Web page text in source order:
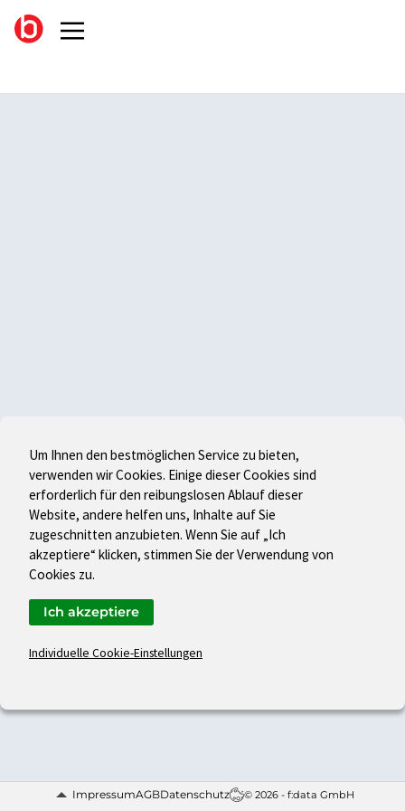
ImpressumAGBDatenschutz © 2026 - f:data GmbH
Um Ihnen den bestmöglichen Service zu bieten,
verwenden wir Cookies. Einige dieser Cookies sind
erforderlich für den reibungslosen Ablauf dieser
Website, andere helfen uns, Inhalte auf Sie
zugeschnitten anzubieten. Wenn Sie auf „Ich
akzeptiere“ klicken, stimmen Sie der Verwendung von
Cookies zu.
Individuelle Cookie-Einstellungen
Ich akzeptiere